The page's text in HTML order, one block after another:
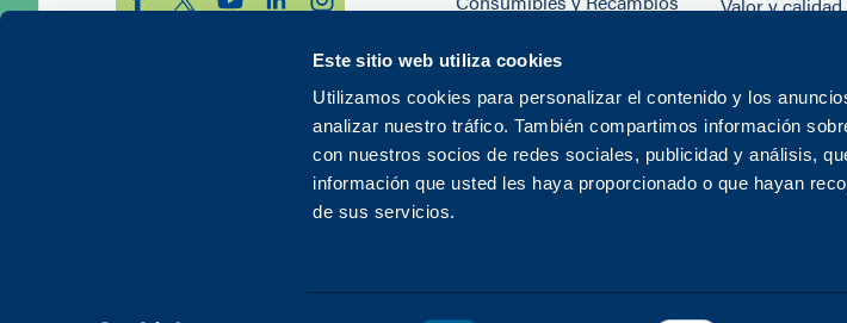
Este sitio web utiliza cookies
Utilizamos cookies para personalizar el contenido y los
analizar nuestro tráfico. También compartimos información
con nuestros socios de redes sociales, publicidad y análisis,
información que usted les haya proporcionado o que hayan
de sus servicios.
Servicios
Noticias
Centro de